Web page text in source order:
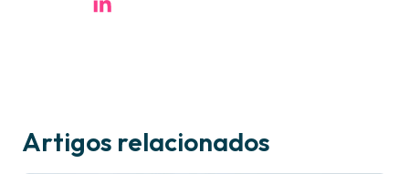
Artigos relacionados